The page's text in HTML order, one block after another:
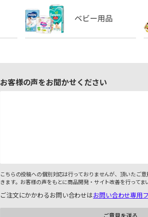
お客様の声をお聞かせください
こちらの投稿への個別対応は行っておりませんが、頂いたご
きます。お客様の声をもとに商品開発・サイト改善を行ってま
ご注文にかかわるお問い合わせはお問い合わせ専用